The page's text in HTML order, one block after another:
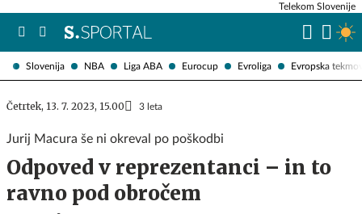
Slovenija NBA Liga ABA Eurocup Evroliga Evropska
Telekom Slovenije
Četrtek, 13. 7. 2023, 15.00 3 leta
Jurij Macura še ni okreval po poškodbi
Odpoved v reprezentanci – in to
ravno pod obročem